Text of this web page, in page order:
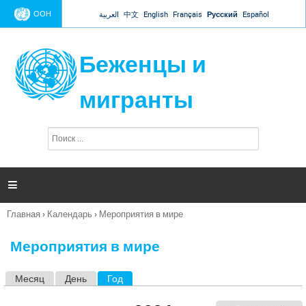
Jump to navigation
ООН العربية 中文 English Français Русский Español
Беженцы и
мигранты
п
и

Вы
Главная › Календарь › Мероприятия в мире
Мероприятия в мире
Месяц День Год